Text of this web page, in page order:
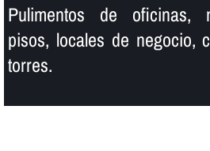
Pulimentos de oficinas,
pisos, locales de negocio,
torres.